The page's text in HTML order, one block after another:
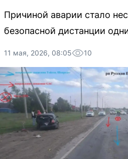
Причиной аварии стало
безопасной дистанции
11 мая, 2026, 08:05 10